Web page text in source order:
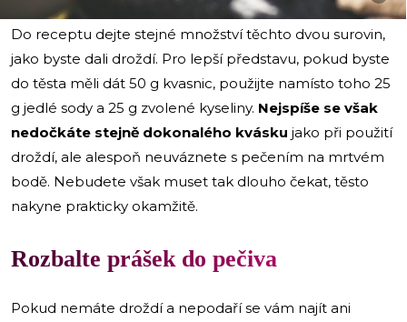
Do receptu dejte stejné množství těchto dvou surovin,
jako byste dali droždí. Pro lepší představu, pokud byste
do těsta měli dát 50 g kvasnic, použijte namísto toho 25
g jedlé sody a 25 g zvolené kyseliny. Nejspíše se však
nedočkáte stejně dokonalého kvásku jako při použití
droždí, ale alespoň neuváznete s pečením na mrtvém
bodě. Nebudete však muset tak dlouho čekat, těsto
nakyne prakticky okamžitě.
Rozbalte prášek do pečiva
Pokud nemáte droždí a nepodaří se vám najít ani